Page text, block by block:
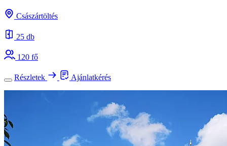
Császártöltés
25 db
120 fő
Részletek Ajánlatkérés